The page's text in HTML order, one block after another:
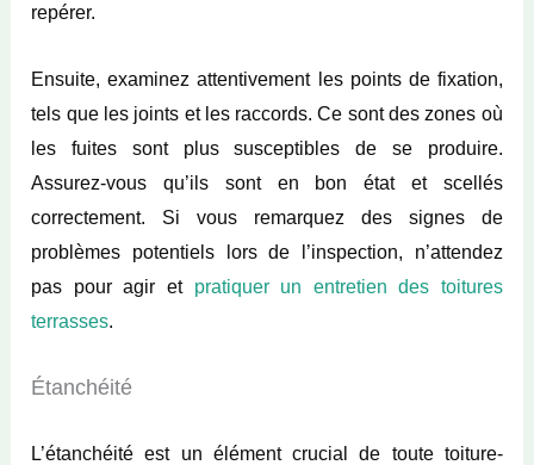
repérer.
Ensuite, examinez attentivement les points de fixation,
tels que les joints et les raccords. Ce sont des zones où
les fuites sont plus susceptibles de se produire.
Assurez-vous qu’ils sont en bon état et scellés
correctement. Si vous remarquez des signes de
problèmes potentiels lors de l’inspection, n’attendez
pas pour agir et pratiquer un entretien des toitures
terrasses.
Étanchéité
L’étanchéité est un élément crucial de toute toiture-